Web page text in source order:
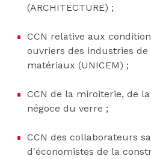
(ARCHITECTURE) ;
CCN relative aux
ouvriers des industries
matériaux (UNICEM) ;
CCN de la miroiterie, de
négoce du verre ;
CCN des collaborateurs
d'économistes de la